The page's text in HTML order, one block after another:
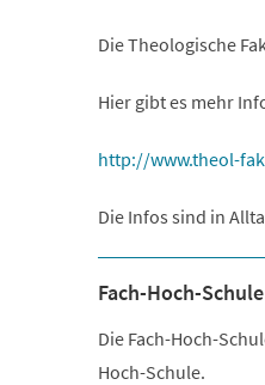
Die Theologische
Hier gibt es mehr
http://www.theol-
Die Infos sind in
Fach-Hoch-
Die Fach-Hoch-
Hoch-Schule.